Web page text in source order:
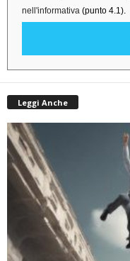
nell'informativa (punto 4.1).
Leggi Anche